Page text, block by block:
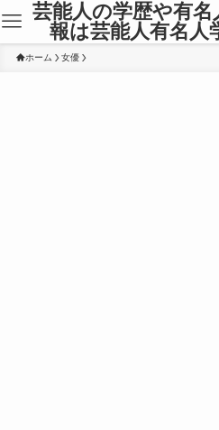
芸能人の学歴や有
報は芸能人有名人
ホーム 女優